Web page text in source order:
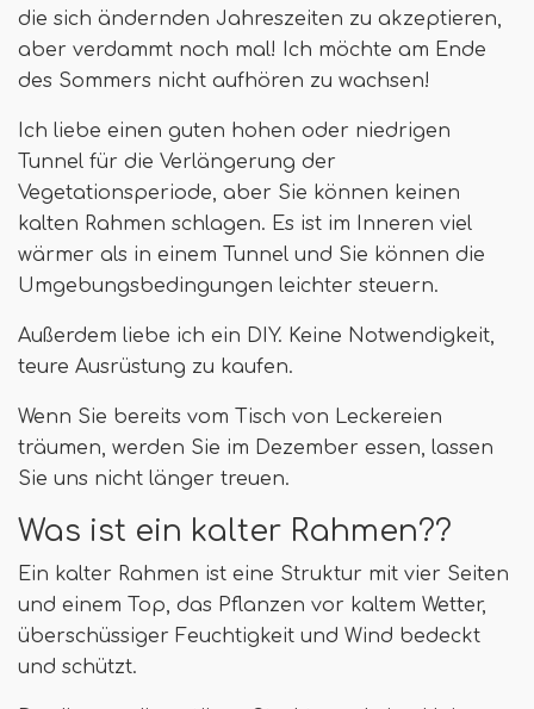
die sich ändernden Jahreszeiten zu akzeptieren,
aber verdammt noch mal! Ich möchte am Ende
des Sommers nicht aufhören zu wachsen!
Ich liebe einen guten hohen oder niedrigen
Tunnel für die Verlängerung der
Vegetationsperiode, aber Sie können keinen
kalten Rahmen schlagen. Es ist im Inneren viel
wärmer als in einem Tunnel und Sie können die
Umgebungsbedingungen leichter steuern.
Außerdem liebe ich ein DIY. Keine Notwendigkeit,
teure Ausrüstung zu kaufen.
Wenn Sie bereits vom Tisch von Leckereien
träumen, werden Sie im Dezember essen, lassen
Sie uns nicht länger treuen.
Was ist ein kalter Rahmen??
Ein kalter Rahmen ist eine Struktur mit vier Seiten
und einem Top, das Pflanzen vor kaltem Wetter,
überschüssiger Feuchtigkeit und Wind bedeckt
und schützt.